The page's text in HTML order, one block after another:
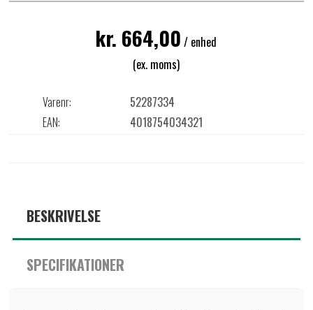
kr. 664,00 / enhed
(ex. moms)
Varenr:
52287334
EAN:
4018754034321
BESKRIVELSE
SPECIFIKATIONER